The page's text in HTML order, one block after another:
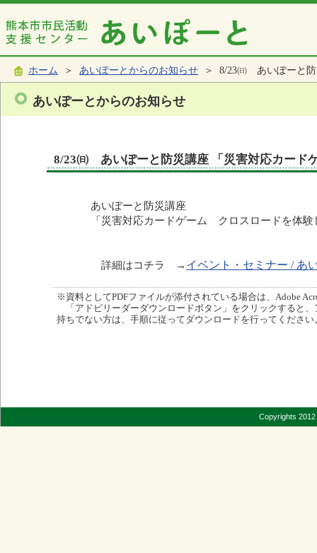
ホーム ＞ あいぽーとからのお知らせ ＞ 8/23㈰ あいぽーと防
あいぽーとからのお知らせ
8/23㈰ あいぽーと防災講座 「災害対応カード
あいぽーと防災講座
「災害対応カードゲーム クロスロードを体
詳細はコチラ → イベント・セミナー / あ
※資料としてPDFファイルが添付されている場合は、Adobe
「アドビリーダーダウンロードボタン」をクリックすると
持ちでない方は、手順に従ってダウンロードを行ってください
Copyrights